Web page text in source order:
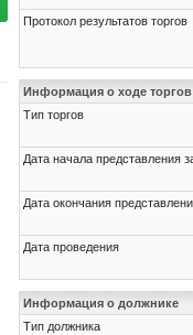
Протокол результатов торгов
Информация о ходе торгов
Тип торгов
Дата начала представления
Дата окончания
Дата проведения
Информация о должнике
Тип должника